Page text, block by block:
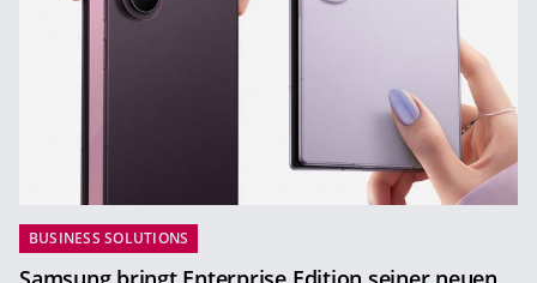
BUSINESS SOLUTIONS